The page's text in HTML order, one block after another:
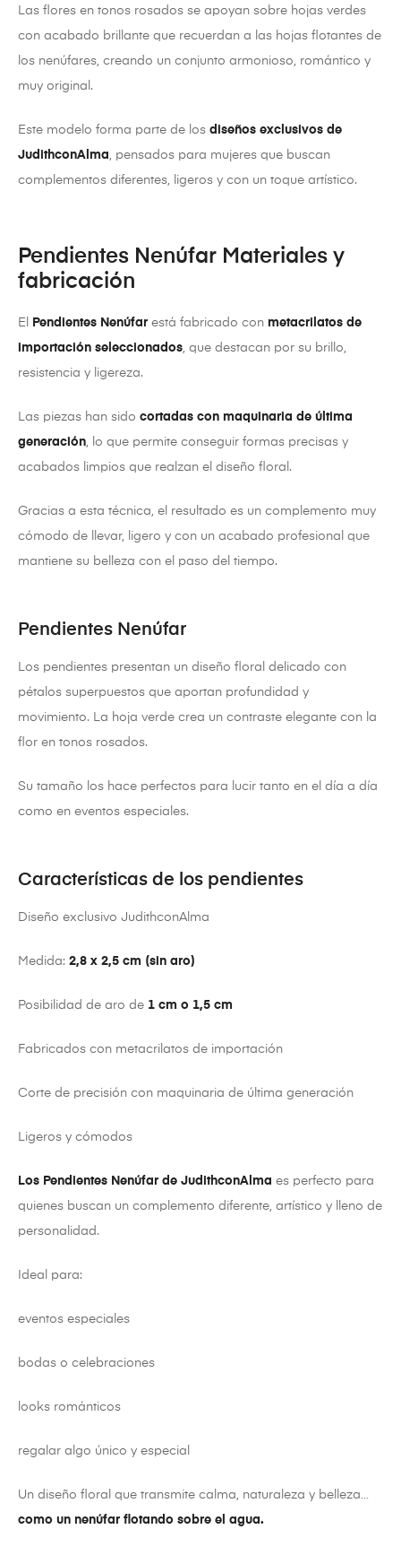
Las flores en tonos rosados se apoyan sobre hojas verdes
con acabado brillante que recuerdan a las hojas flotantes de
los nenúfares, creando un conjunto armonioso, romántico y
muy original.
Este modelo forma parte de los diseños exclusivos de
JudithconAlma , pensados para mujeres que buscan
complementos diferentes, ligeros y con un toque artístico.
Pendientes Nenúfar Materiales y
fabricación
El Pendientes Nenúfar está fabricado con metacrilatos de
importación seleccionados , que destacan por su brillo,
resistencia y ligereza.
Las piezas han sido cortadas con maquinaria de última
generación , lo que permite conseguir formas precisas y
acabados limpios que realzan el diseño floral.
Gracias a esta técnica, el resultado es un complemento muy
cómodo de llevar, ligero y con un acabado profesional que
mantiene su belleza con el paso del tiempo.
Pendientes Nenúfar
Los pendientes presentan un diseño floral delicado con
pétalos superpuestos que aportan profundidad y
movimiento. La hoja verde crea un contraste elegante con la
flor en tonos rosados.
Su tamaño los hace perfectos para lucir tanto en el día a día
como en eventos especiales.
Características de los pendientes
Diseño exclusivo JudithconAlma
Medida: 2,8 x 2,5 cm (sin aro)
Posibilidad de aro de 1 cm o 1,5 cm
Fabricados con metacrilatos de importación
Corte de precisión con maquinaria de última generación
Ligeros y cómodos
Los Pendientes Nenúfar de JudithconAlma es perfecto para
quienes buscan un complemento diferente, artístico y lleno de
personalidad.
Ideal para:
eventos especiales
bodas o celebraciones
looks románticos
regalar algo único y especial
Un diseño floral que transmite calma, naturaleza y belleza…
como un nenúfar flotando sobre el agua.